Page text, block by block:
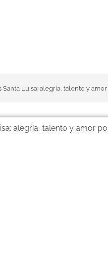
Santa Luisa: alegría, talento y